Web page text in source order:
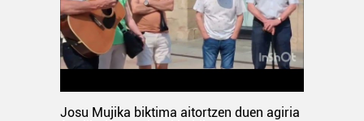
Josu Mujika biktima aitortzen duen agiria